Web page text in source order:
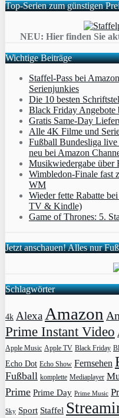
Top-Serien zum günstigen
NEU: Hier finden Sie
Wichtige Beiträge
Staffel-Pass bei
Serienjunkies
Die 10 besten
Black Friday Angebote
Gratis Same-Day
Alle 4K Filme und
Fußball Bundesliga
neu bei Amazon
Musikwiedergabe über
Wimbledon-Finale fast
WM
Wieder fette Rabatte
TV & Kindle)
Game of Thrones: 5.
Jetzt anschauen! Alles nur
Schlagwörter
4k Alexa Amazon
Prime Instant Video
Apple Music Apple TV Black Friday
Echo Dot Echo Show Fernsehen
Fußball komplette Mediaplayer
Prime Prime Day Prime Music
Sky Sport Staffel